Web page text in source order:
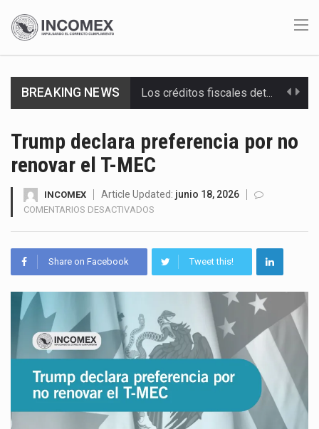
BREAKING NEWS Los créditos fiscales determinados a empresas IMMEX rara vez nacen de una interpretación equivocada de…
El gobierno de Estados Unidos anunciará un arancel del 15 % sobre los productos fabricados…
El derecho a la previsibilidad de los horarios de trabajo en turnos rotativos podría ser…
La industria manufacturera de exportación afiliada a Index en Nuevo León ha alcanzado hasta 10%…
El Tribunal Federal de Justicia Administrativa (TFJA), a través de su Segunda Sala Regional en…
Trump declara preferencia por no
renovar el T-MEC
INCOMEX Article Updated: junio 18, 2026
COMENTARIOS DESACTIVADOS
PREFERENCIA
POR
EL
T-
MEC
Share on Facebook Tweet this!